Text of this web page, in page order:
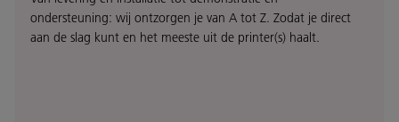
ondersteuning: wij ontzorgen je van A tot Z. Zodat je direct
aan de slag kunt en het meeste uit de printer(s) haalt.